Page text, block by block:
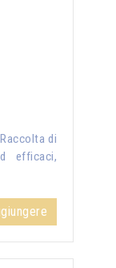
di
efficaci,